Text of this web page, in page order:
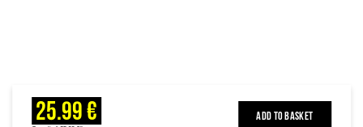
25.99 € ADD TO BASKET